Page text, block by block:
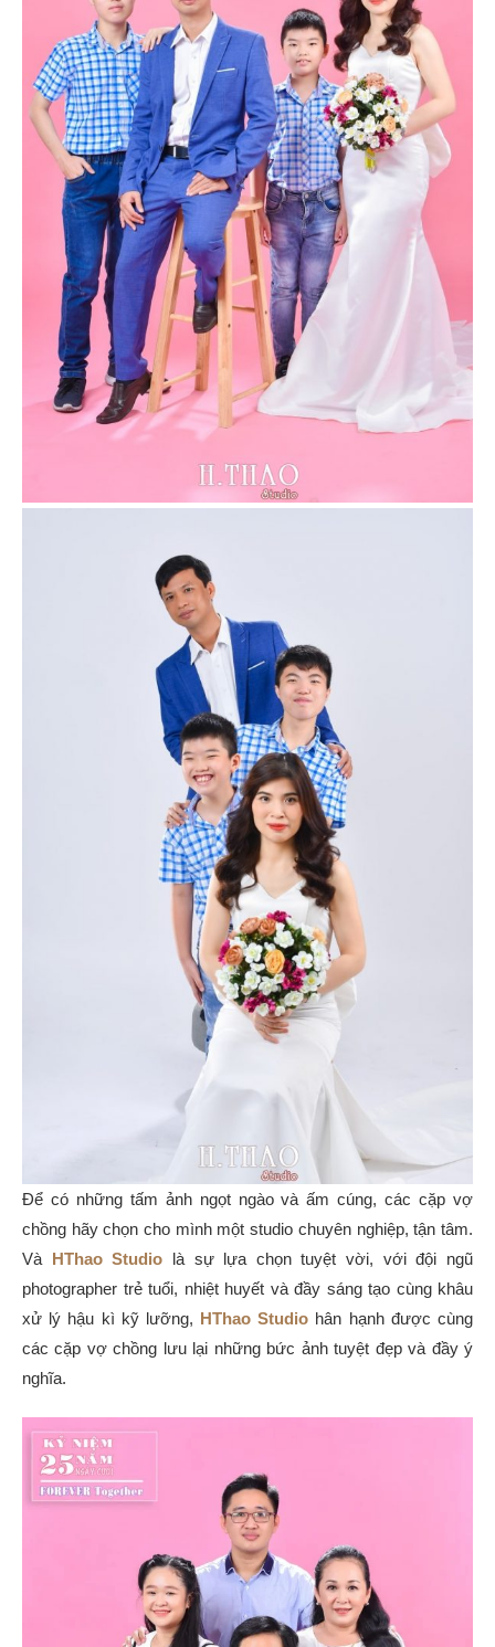
Để có những tấm ảnh ngọt ngào và ấm cúng, các cặp vợ
chồng hãy chọn cho mình một studio chuyên nghiệp, tận tâm.
Và HThao Studio là sự lựa chọn tuyệt vời, với đội ngũ
photographer trẻ tuổi, nhiệt huyết và đầy sáng tạo cùng khâu
xử lý hậu kì kỹ lưỡng, HThao Studio hân hạnh được cùng
các cặp vợ chồng lưu lại những bức ảnh tuyệt đẹp và đầy ý
nghĩa.